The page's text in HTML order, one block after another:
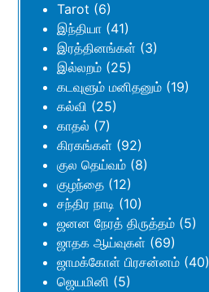
Tarot (6)
இந்தியா (41)
இரத்தினங்கள் (3)
இல்லறம் (25)
கடவுளும் மனிதனும் (19)
கல்வி (25)
காதல் (7)
கிரகங்கள் (92)
குல தெய்வம் (8)
குழந்தை (12)
சந்திர நாடி (10)
ஜனன நேரத் திருத்தம் (5)
ஜாதக ஆய்வுகள் (69)
ஜாமக்கோள் பிரசன்னம் (40)
ஜெயமினி (5)